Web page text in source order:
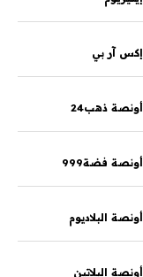
إكس آر بي
أونصة ذهب24
أونصة فضة999
أونصة البلاديوم
أونصة البلاتين